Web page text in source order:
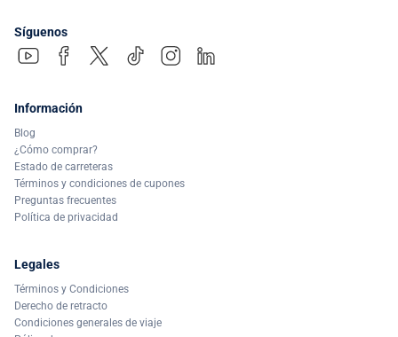
Síguenos
Información
Blog
¿Cómo comprar?
Estado de carreteras
Términos y condiciones de cupones
Preguntas frecuentes
Política de privacidad
Legales
Términos y Condiciones
Derecho de retracto
Condiciones generales de viaje